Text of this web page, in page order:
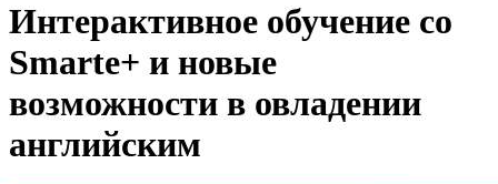
Интерактивное обучение со
Smarte+ и новые
возможности в овладении
английским